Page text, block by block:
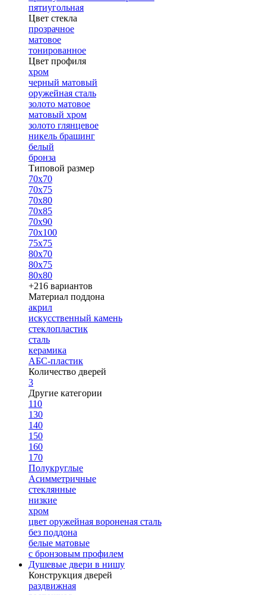
пятиугольная
Цвет стекла
прозрачное
матовое
тонированное
Цвет профиля
хром
черный матовый
оружейная сталь
золото матовое
матовый хром
золото глянцевое
никель брашинг
белый
бронза
Типовой размер
70х70
70х75
70х80
70х85
70х90
70х100
75х75
80х70
80х75
80х80
+216 вариантов
Материал поддона
акрил
искусственный камень
стеклопластик
сталь
керамика
АБС-пластик
Количество дверей
3
Другие категории
110
130
140
150
160
170
Полукруглые
Асимметричные
стеклянные
низкие
хром
цвет оружейная вороненая сталь
без поддона
белые матовые
с бронзовым профилем
Душевые двери в нишу
Конструкция дверей
раздвижная